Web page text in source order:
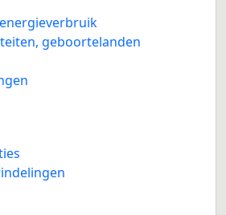
geboortelanden